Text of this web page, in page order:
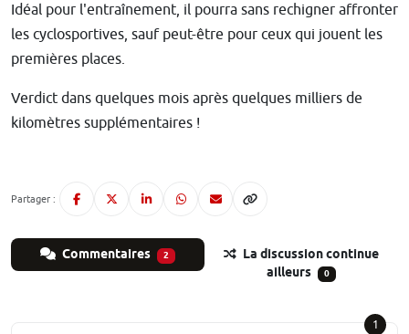
Idéal pour l'entraînement, il pourra sans rechigner affronter
les cyclosportives, sauf peut-être pour ceux qui jouent les
premières places.
Verdict dans quelques mois après quelques milliers de
kilomètres supplémentaires !
Partager :
Commentaires 2
La discussion continue
ailleurs
0
1